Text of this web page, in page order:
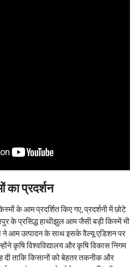
का प्रदर्शन
के आम प्रदर्शित किए गए, प्रदर्शनी में छोटे
के प्रसिद्ध हाथीझुल आम जैसी बड़ी किस्में भी
ने आम उत्पादन के साथ इसके वैल्यू एडिशन पर
कृषि विश्वविद्यालय और कृषि विकास निगम
ताकि किसानों को बेहतर तकनीक और